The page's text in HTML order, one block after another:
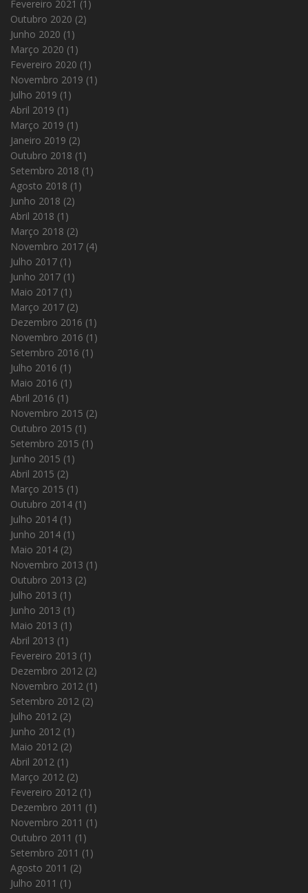
Fevereiro 2021 (1)
Outubro 2020 (2)
Junho 2020 (1)
Março 2020 (1)
Fevereiro 2020 (1)
Novembro 2019 (1)
Julho 2019 (1)
Abril 2019 (1)
Março 2019 (1)
Janeiro 2019 (2)
Outubro 2018 (1)
Setembro 2018 (1)
Agosto 2018 (1)
Junho 2018 (2)
Abril 2018 (1)
Março 2018 (2)
Novembro 2017 (4)
Julho 2017 (1)
Junho 2017 (1)
Maio 2017 (1)
Março 2017 (2)
Dezembro 2016 (1)
Novembro 2016 (1)
Setembro 2016 (1)
Julho 2016 (1)
Maio 2016 (1)
Abril 2016 (1)
Novembro 2015 (2)
Outubro 2015 (1)
Setembro 2015 (1)
Junho 2015 (1)
Abril 2015 (2)
Março 2015 (1)
Outubro 2014 (1)
Julho 2014 (1)
Junho 2014 (1)
Maio 2014 (2)
Novembro 2013 (1)
Outubro 2013 (2)
Julho 2013 (1)
Junho 2013 (1)
Maio 2013 (1)
Abril 2013 (1)
Fevereiro 2013 (1)
Dezembro 2012 (2)
Novembro 2012 (1)
Setembro 2012 (2)
Julho 2012 (2)
Junho 2012 (1)
Maio 2012 (2)
Abril 2012 (1)
Março 2012 (2)
Fevereiro 2012 (1)
Dezembro 2011 (1)
Novembro 2011 (1)
Outubro 2011 (1)
Setembro 2011 (1)
Agosto 2011 (2)
Julho 2011 (1)